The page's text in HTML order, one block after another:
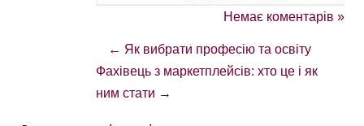
Немає коментарів »
← Як вибрати професію та освіту
Фахівець з маркетплейсів: хто це і як
ним стати →